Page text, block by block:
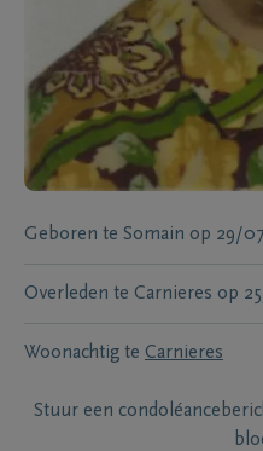
Geboren te Somain op 29/
Overleden te Carnieres op
Woonachtig te Carnieres
Stuur een